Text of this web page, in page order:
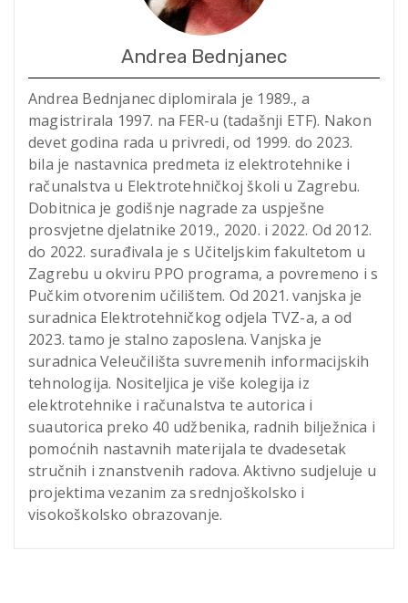
Andrea Bednjanec
Andrea Bednjanec diplomirala je 1989., a
magistrirala 1997. na FER-u (tadašnji ETF). Nakon
devet godina rada u privredi, od 1999. do 2023.
bila je nastavnica predmeta iz elektrotehnike i
računalstva u Elektrotehničkoj školi u Zagrebu.
Dobitnica je godišnje nagrade za uspješne
prosvjetne djelatnike 2019., 2020. i 2022. Od 2012.
do 2022. surađivala je s Učiteljskim fakultetom u
Zagrebu u okviru PPO programa, a povremeno i s
Pučkim otvorenim učilištem. Od 2021. vanjska je
suradnica Elektrotehničkog odjela TVZ-a, a od
2023. tamo je stalno zaposlena. Vanjska je
suradnica Veleučilišta suvremenih informacijskih
tehnologija. Nositeljica je više kolegija iz
elektrotehnike i računalstva te autorica i
suautorica preko 40 udžbenika, radnih bilježnica i
pomoćnih nastavnih materijala te dvadesetak
stručnih i znanstvenih radova. Aktivno sudjeluje u
projektima vezanim za srednjoškolsko i
visokoškolsko obrazovanje.